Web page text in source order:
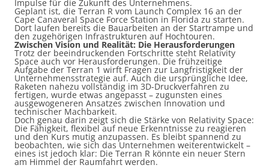
Impulse für die Zukunft des Unternehmens.
Geplant ist, die Terran R vom Launch Complex 16 an der
Cape Canaveral Space Force Station in Florida zu starten.
Dort laufen bereits die Bauarbeiten an der Startrampe und
den zugehörigen Infrastrukturen auf Hochtouren.
Zwischen Vision und Realität: Die Herausforderungen
Trotz der beeindruckenden Fortschritte steht Relativity
Space auch vor Herausforderungen. Die frühzeitige
Aufgabe der Terran 1 wirft Fragen zur Langfristigkeit der
Unternehmensstrategie auf. Auch die ursprüngliche Idee,
Raketen nahezu vollständig im 3D-Druckverfahren zu
fertigen, wurde etwas angepasst – zugunsten eines
ausgewogeneren Ansatzes zwischen Innovation und
technischer Machbarkeit.
Doch genau darin zeigt sich die Stärke von Relativity Space:
Die Fähigkeit, flexibel auf neue Erkenntnisse zu reagieren
und den Kurs mutig anzupassen. Es bleibt spannend zu
beobachten, wie sich das Unternehmen weiterentwickelt –
eines ist jedoch klar: Die Terran R könnte ein neuer Stern
am Himmel der Raumfahrt werden.